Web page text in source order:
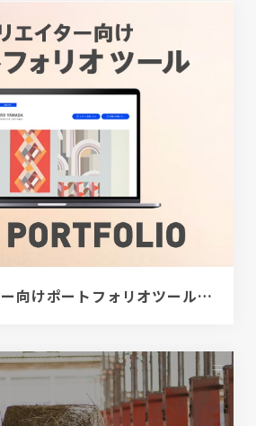
[PR]クリエイター向けポートフォリオツール｜BRIK PORTFOLIO